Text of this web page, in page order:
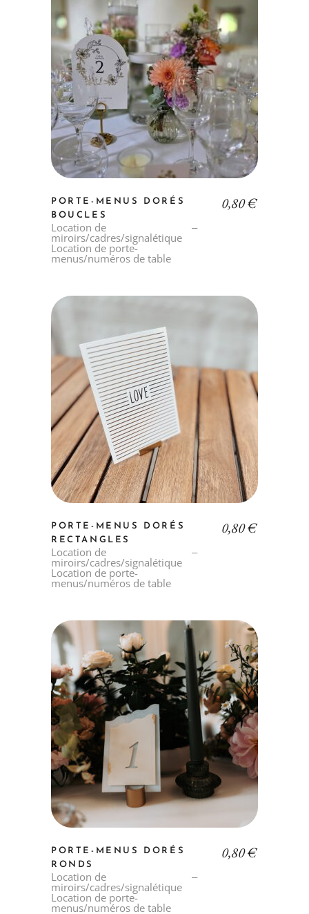
PORTE-MENUS DORÉS
BOUCLES
Location de
miroirs/cadres/signalétique
Location de porte-
menus/numéros de table
0,80€
PORTE-MENUS DORÉS
RECTANGLES
Location de
miroirs/cadres/signalétique
Location de porte-
menus/numéros de table
0,80€
PORTE-MENUS DORÉS
RONDS
Location de
miroirs/cadres/signalétique
Location de porte-
menus/numéros de table
0,80€